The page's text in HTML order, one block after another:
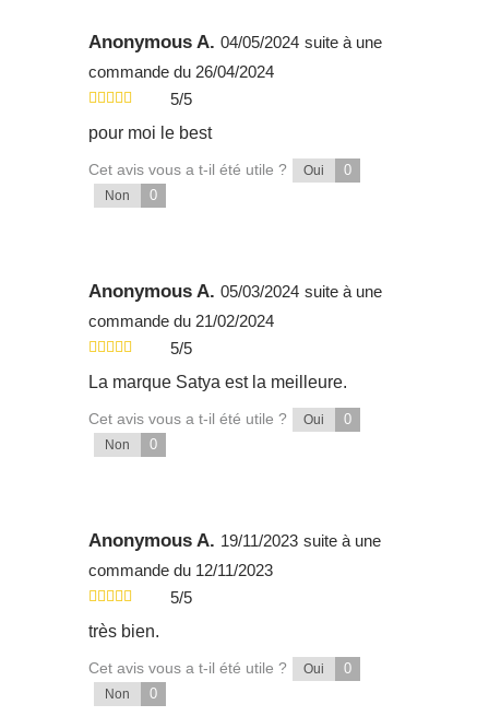
Anonymous A. 04/05/2024 suite à une
commande du 26/04/2024
5/5
pour moi le best
Cet avis vous a t-il été utile ? Oui 0
Non 0
Anonymous A. 05/03/2024 suite à une
commande du 21/02/2024
5/5
La marque Satya est la meilleure.
Cet avis vous a t-il été utile ? Oui 0
Non 0
Anonymous A. 19/11/2023 suite à une
commande du 12/11/2023
5/5
très bien.
Cet avis vous a t-il été utile ? Oui 0
Non 0